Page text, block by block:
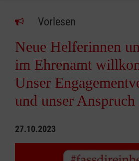
Vorlesen
Neue Helferinnen
im Ehrenamt
Unser
und unser
27.10.2023